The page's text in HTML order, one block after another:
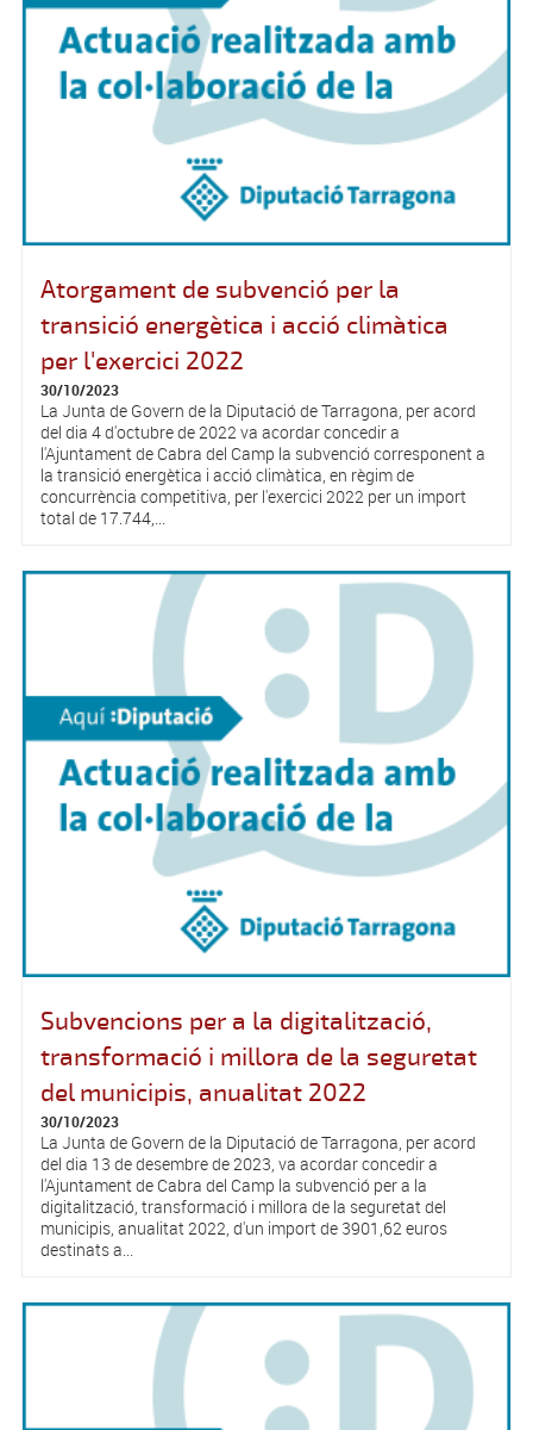
Atorgament de subvenció per la
transició energètica i acció climàtica
per l'exercici 2022
30/10/2023
La Junta de Govern de la Diputació de Tarragona, per acord
del dia 4 d'octubre de 2022 va acordar concedir a
l'Ajuntament de Cabra del Camp la subvenció corresponent a
la transició energètica i acció climàtica, en règim de
concurrència competitiva, per l'exercici 2022 per un import
total de 17.744,...
Subvencions per a la digitalització,
transformació i millora de la seguretat
del municipis, anualitat 2022
30/10/2023
La Junta de Govern de la Diputació de Tarragona, per acord
del dia 13 de desembre de 2023, va acordar concedir a
l'Ajuntament de Cabra del Camp la subvenció per a la
digitalització, transformació i millora de la seguretat del
municipis, anualitat 2022, d'un import de 3901,62 euros
destinats a...